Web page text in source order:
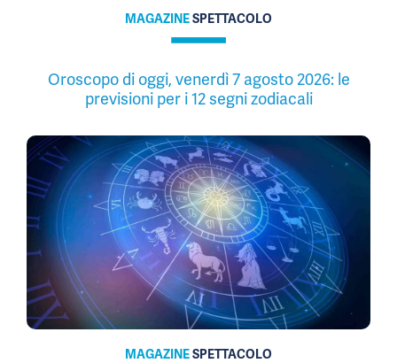
MAGAZINESPETTACOLO
Oroscopo di oggi, venerdì 7 agosto 2026: le
previsioni per i 12 segni zodiacali
MAGAZINESPETTACOLO